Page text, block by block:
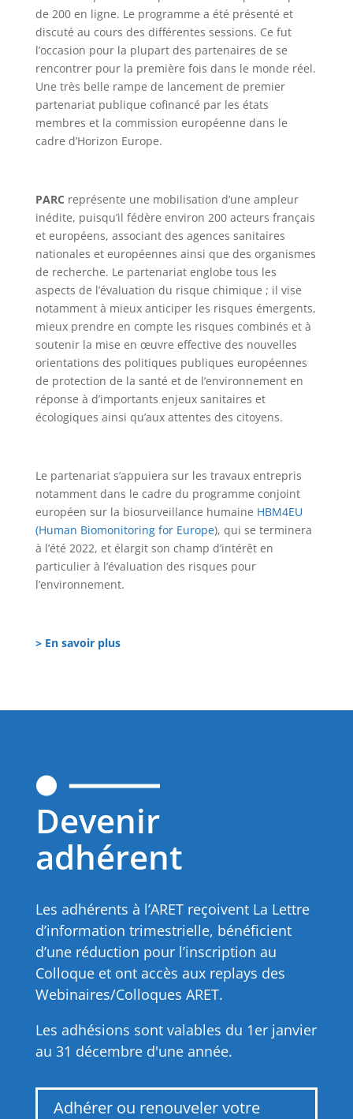
de 200 en ligne. Le programme a été présenté et
discuté au cours des différentes sessions. Ce fut
l’occasion pour la plupart des partenaires de se
rencontrer pour la première fois dans le monde réel.
Une très belle rampe de lancement de premier
partenariat publique cofinancé par les états
membres et la commission européenne dans le
cadre d’Horizon Europe.
PARC représente une mobilisation d’une ampleur
inédite, puisqu’il fédère environ 200 acteurs français
et européens, associant des agences sanitaires
nationales et européennes ainsi que des organismes
de recherche. Le partenariat englobe tous les
aspects de l’évaluation du risque chimique ; il vise
notamment à mieux anticiper les risques émergents,
mieux prendre en compte les risques combinés et à
soutenir la mise en œuvre effective des nouvelles
orientations des politiques publiques européennes
de protection de la santé et de l’environnement en
réponse à d’importants enjeux sanitaires et
écologiques ainsi qu’aux attentes des citoyens.
Le partenariat s’appuiera sur les travaux entrepris
notamment dans le cadre du programme conjoint
européen sur la biosurveillance humaine HBM4EU
(Human Biomonitoring for Europe), qui se terminera
à l’été 2022, et élargit son champ d’intérêt en
particulier à l’évaluation des risques pour
l’environnement.
> En savoir plus
Devenir
adhérent
Les adhérents à l’ARET reçoivent La Lettre
d’information trimestrielle, bénéficient
d’une réduction pour l’inscription au
Colloque et ont accès aux replays des
Webinaires/Colloques ARET.
Les adhésions sont valables du 1er janvier
au 31 décembre d'une année.
Adhérer ou renouveler votre